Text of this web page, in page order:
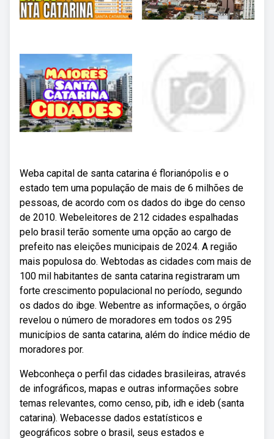
Weba capital de santa catarina é florianópolis e o
estado tem uma população de mais de 6 milhões de
pessoas, de acordo com os dados do ibge do censo
de 2010. Webeleitores de 212 cidades espalhadas
pelo brasil terão somente uma opção ao cargo de
prefeito nas eleições municipais de 2024. A região
mais populosa do. Webtodas as cidades com mais de
100 mil habitantes de santa catarina registraram um
forte crescimento populacional no período, segundo
os dados do ibge. Webentre as informações, o órgão
revelou o número de moradores em todos os 295
municípios de santa catarina, além do índice médio de
moradores por.
Webconheça o perfil das cidades brasileiras, através
de infográficos, mapas e outras informações sobre
temas relevantes, como censo, pib, idh e ideb (santa
catarina). Webacesse dados estatísticos e
geográficos sobre o brasil, seus estados e